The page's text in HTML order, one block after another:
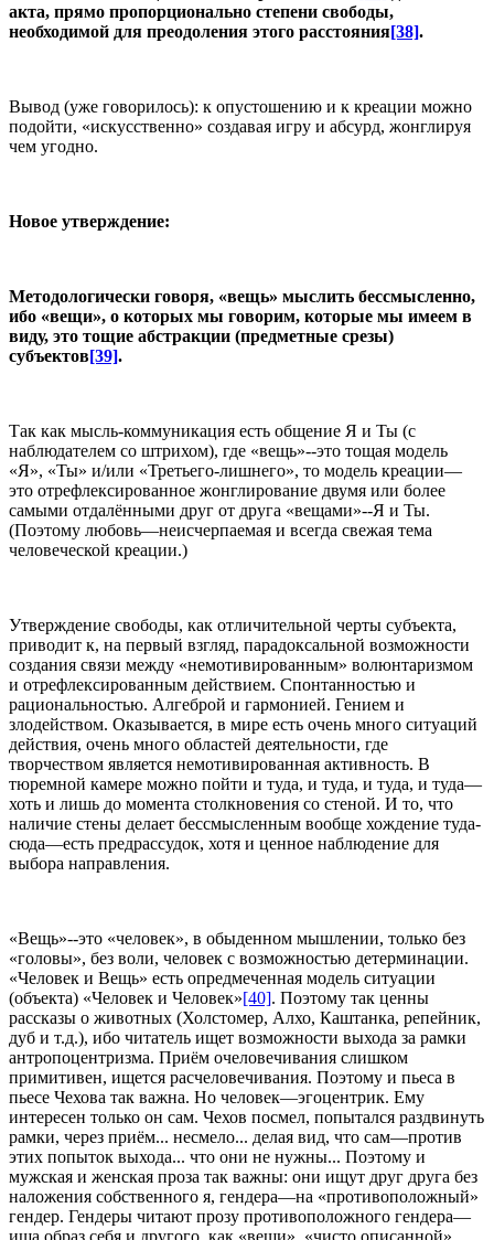
акта, прямо пропорционально степени свободы,
необходимой для преодоления этого расстояния[38].
Вывод (уже говорилось): к опустошению и к креации можно
подойти, «искусственно» создавая игру и абсурд, жонглируя
чем угодно.
Новое утверждение:
Методологически говоря, «вещь» мыслить бессмысленно,
ибо «вещи», о которых мы говорим, которые мы имеем в
виду, это тощие абстракции (предметные срезы)
субъектов[39].
Так как мысль-коммуникация есть общение Я и Ты (с
наблюдателем со штрихом), где «вещь»--это тощая модель
«Я», «Ты» и/или «Третьего-лишнего», то модель креации—
это отрефлексированное жонглирование двумя или более
самыми отдалёнными друг от друга «вещами»--Я и Ты.
(Поэтому любовь—неисчерпаемая и всегда свежая тема
человеческой креации.)
Утверждение свободы, как отличительной черты субъекта,
приводит к, на первый взгляд, парадоксальной возможности
создания связи между «немотивированным» волюнтаризмом
и отрефлексированным действием. Спонтанностью и
рациональностью. Алгеброй и гармонией. Гением и
злодейством. Оказывается, в мире есть очень много ситуаций
действия, очень много областей деятельности, где
творчеством является немотивированная активность. В
тюремной камере можно пойти и туда, и туда, и туда, и туда—
хоть и лишь до момента столкновения со стеной. И то, что
наличие стены делает бессмысленным вообще хождение туда-
сюда—есть предрассудок, хотя и ценное наблюдение для
выбора направления.
«Вещь»--это «человек», в обыденном мышлении, только без
«головы», без воли, человек с возможностью детерминации.
«Человек и Вещь» есть опредмеченная модель ситуации
(объекта) «Человек и Человек»[40]. Поэтому так ценны
рассказы о животных (Холстомер, Алхо, Каштанка, репейник,
дуб и т.д.), ибо читатель ищет возможности выхода за рамки
антропоцентризма. Приём очеловечивания слишком
примитивен, ищется расчеловечивания. Поэтому и пьеса в
пьесе Чехова так важна. Но человек—эгоцентрик. Ему
интересен только он сам. Чехов посмел, попытался раздвинуть
рамки, через приём... несмело... делая вид, что сам—против
этих попыток выхода... что они не нужны... Поэтому и
мужская и женская проза так важны: они ищут друг друга без
наложения собственного я, гендера—на «противоположный»
гендер. Гендеры читают прозу противоположного гендера—